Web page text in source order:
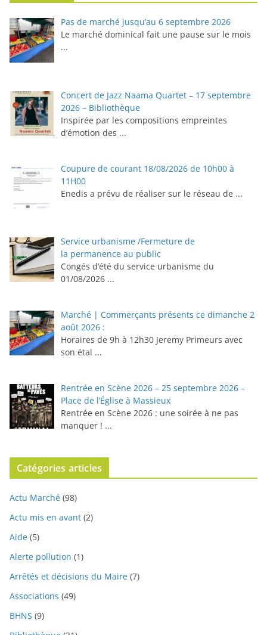
Pas de marché jusqu’au 6 septembre 2026
Le marché dominical fait une pause sur le mois
...
Concert de Jazz Naama Quartet – 17 septembre
2026 – Bibliothèque
Inspirée par les compositions empreintes
d’émotion des ...
Coupure de courant 18/08/2026 de 10h00 à
11H00
Enedis a prévu de réaliser sur le réseau de ...
Service urbanisme /Fermeture de
la permanence au public
Congés d’été du service urbanisme du
01/08/2026 ...
Marché | Commerçants présents ce dimanche 2
août 2026 :
Horaires de 9h à 12h30 ⁠Jeremy Primeurs avec
son étal ...
Rentrée en Scène 2026 – 25 septembre 2026 –
Place de l’Église à Massieux
Rentrée en Scène 2026 : une soirée à ne pas
manquer ! ...
Catégories articles
Actu Marché (98)
Actu mis en avant (2)
Aide (5)
Alerte pollution (1)
Arrêtés et décisions du Maire (7)
Associations (49)
BHNS (9)